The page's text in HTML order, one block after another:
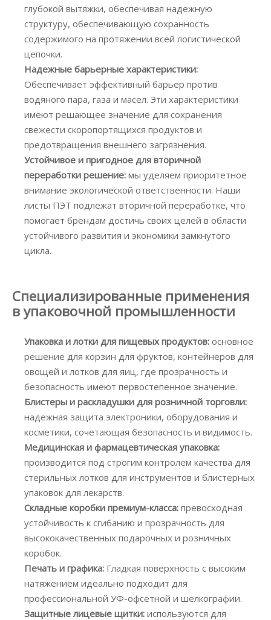
глубокой вытяжки, обеспечивая надежную
структуру, обеспечивающую сохранность
содержимого на протяжении всей логистической
цепочки.
Надежные барьерные характеристики:
Обеспечивает эффективный барьер против
водяного пара, газа и масел. Эти характеристики
имеют решающее значение для сохранения
свежести скоропортящихся продуктов и
предотвращения внешнего загрязнения.
Устойчивое и пригодное для вторичной
переработки решение: мы уделяем приоритетное
внимание экологической ответственности. Наши
листы ПЭТ подлежат вторичной переработке, что
помогает брендам достичь своих целей в области
устойчивого развития и экономики замкнутого
цикла.
Специализированные применения
в упаковочной промышленности
Упаковка и лотки для пищевых продуктов: основное
решение для корзин для фруктов, контейнеров для
овощей и лотков для яиц, где прозрачность и
безопасность имеют первостепенное значение.
Блистеры и раскладушки для розничной торговли:
надежная защита электроники, оборудования и
косметики, сочетающая безопасность и видимость.
Медицинская и фармацевтическая упаковка:
производится под строгим контролем качества для
стерильных лотков для инструментов и блистерных
упаковок для лекарств.
Складные коробки премиум-класса: превосходная
устойчивость к сгибанию и прозрачность для
высококачественных подарочных и розничных
коробок.
Печать и графика: Гладкая поверхность с высоким
натяжением идеально подходит для
профессиональной УФ-офсетной и шелкографии.
Защитные лицевые щитки: используются для